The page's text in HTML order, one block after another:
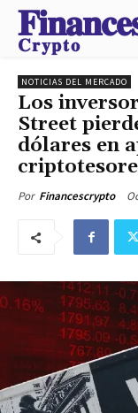
𝐂𝐫𝐲𝐩𝐭𝐨
NOTICIAS DEL MERCADO
Los
Street
dólares en
Por Financescrypto